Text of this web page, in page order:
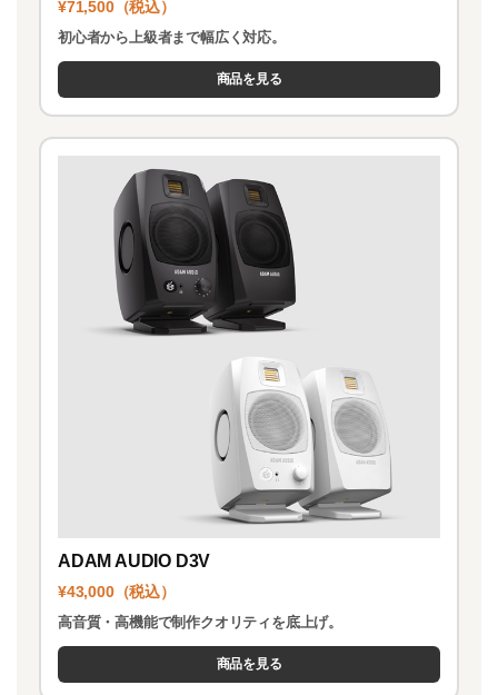
¥71,500（税込）
初心者から上級者まで幅広く対応。
商品を見る
ADAM AUDIO D3V
¥43,000（税込）
高音質・高機能で制作クオリティを底上げ。
商品を見る